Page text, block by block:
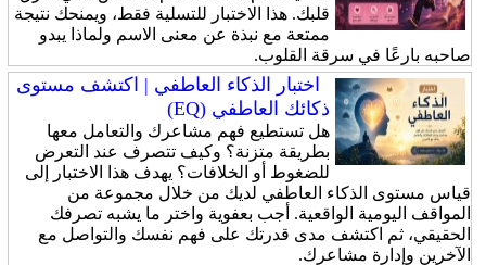
قلبك. هذا الاختبار للتسلية فقط، ويمنحك نتيجة
ممتعة مع نبذة عن معنى الاسم ولماذا يبدو
صاحبه بارعًا في سرقة القلوب.
اختبار الذكاء العاطفي | اكتشف مستوى
ذكائك العاطفي (EQ)
هل تستطيع فهم مشاعرك والتعامل معها
بطريقة متزنة؟ وكيف تتصرف عند التعرض
للضغوط أو الخلافات؟ يهدف هذا الاختبار إلى
قياس مستوى الذكاء العاطفي لديك من خلال مجموعة من
المواقف اليومية الواقعية. أجب بعفوية واختر ما يشبه تصرفك
الحقيقي، ثم اكتشف مدى قدرتك على فهم نفسك والتواصل مع
الآخرين وإدارة مشاعرك.